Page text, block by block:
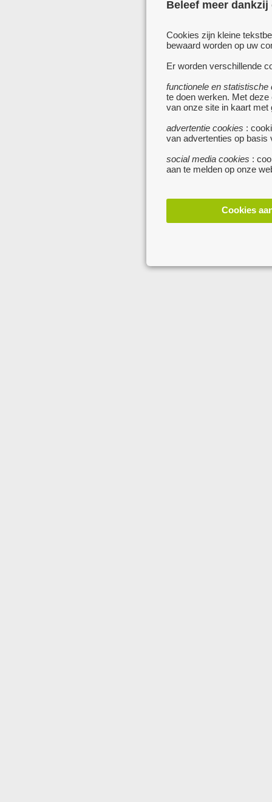
Beleef meer
Cookies zijn kleine
bewaard worden op uw
Er worden verschillende
functionele en statistische
te doen werken. Met
van onze site in kaart met
advertentie cookies :
van advertenties op basis
social media cookies :
aan te melden op onze
Cookies